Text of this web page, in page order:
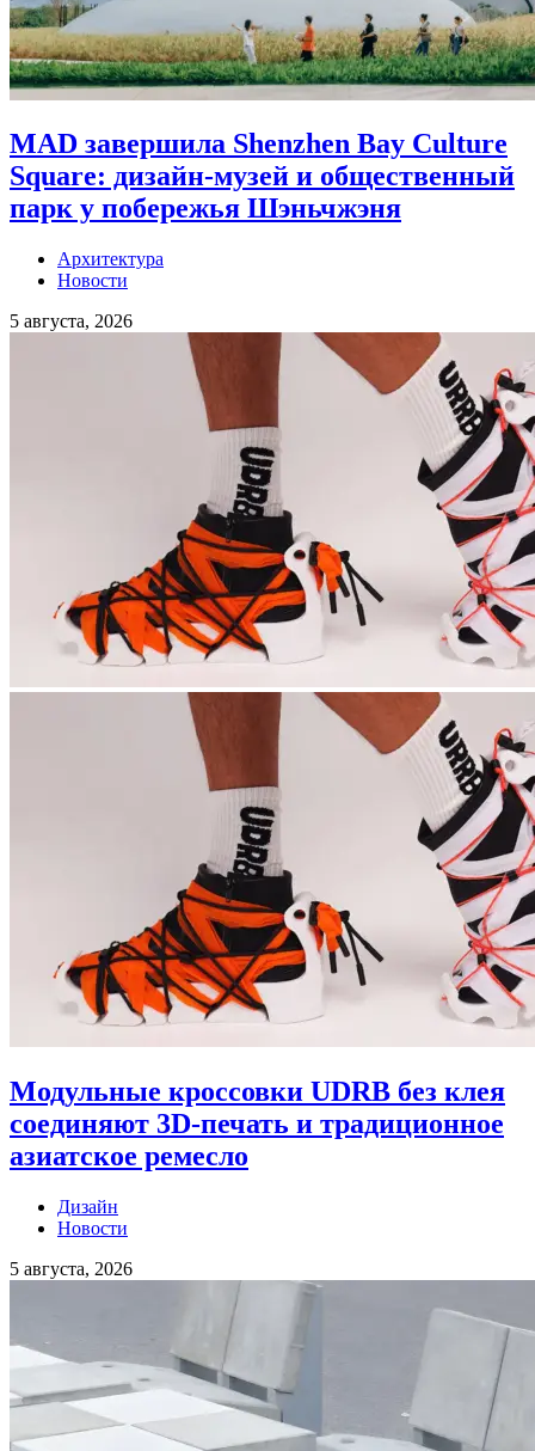
MAD завершила Shenzhen Bay Culture
Square: дизайн-музей и общественный
парк у побережья Шэньчжэня
Архитектура
Новости
5 августа, 2026
Модульные кроссовки UDRB без клея
соединяют 3D-печать и традиционное
азиатское ремесло
Дизайн
Новости
5 августа, 2026